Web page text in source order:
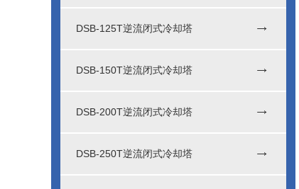
DSB-125T逆流闭式冷却塔
DSB-150T逆流闭式冷却塔
DSB-200T逆流闭式冷却塔
DSB-250T逆流闭式冷却塔